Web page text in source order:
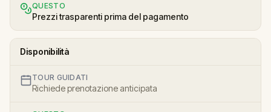
QUESTO
Prezzi trasparenti prima del pagamento
Disponibilità
TOUR GUIDATI
Richiede prenotazione anticipata